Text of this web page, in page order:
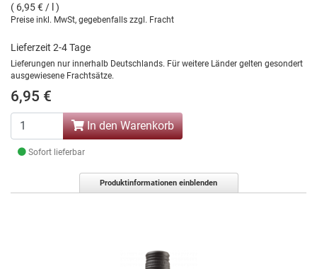
( 6,95 € / l )
Preise inkl. MwSt, gegebenfalls zzgl. Fracht
Lieferzeit 2-4 Tage
Lieferungen nur innerhalb Deutschlands. Für weitere Länder gelten gesondert
ausgewiesene Frachtsätze.
6,95 €
In den Warenkorb
Sofort lieferbar
Produktinformationen einblenden